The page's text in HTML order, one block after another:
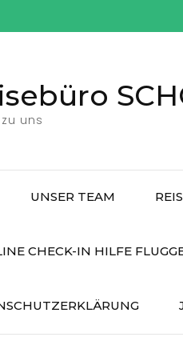
uns
UNSER TEAM
CHECK-IN HILFE